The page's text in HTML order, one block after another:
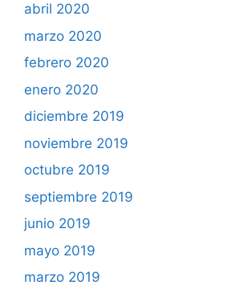
abril 2020
marzo 2020
febrero 2020
enero 2020
diciembre 2019
noviembre 2019
octubre 2019
septiembre 2019
junio 2019
mayo 2019
marzo 2019